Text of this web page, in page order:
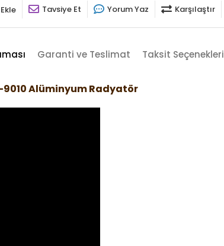
Tavsiye Et Yorum Yaz Karşılaştır
Garanti ve Teslimat Taksit Seçenekleri
Alüminyum Radyatör